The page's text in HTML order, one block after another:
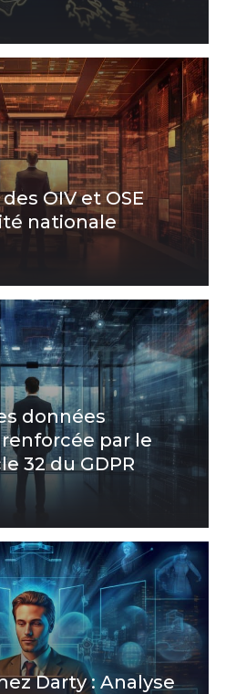
OIV et OSE
nationale
données
par le
32 du GDPR
Darty : Analyse